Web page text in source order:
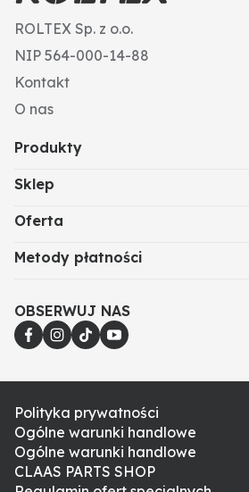
ROLTEX Sp. z o.o.
NIP 564-000-14-88
Kontakt
O nas
Produkty
Sklep
Oferta
Metody płatności
OBSERWUJ NAS
Polityka prywatności
Ogólne warunki handlowe
Ogólne warunki handlowe
CLAAS PARTS SHOP